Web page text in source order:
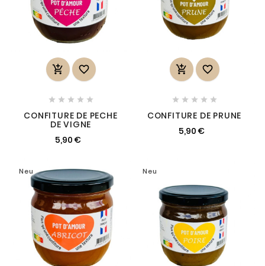
 
    
CONFITURE DE PECHE
DE VIGNE
5,90 €
 
    
CONFITURE DE PRUNE
5,90 €
Neu Neu